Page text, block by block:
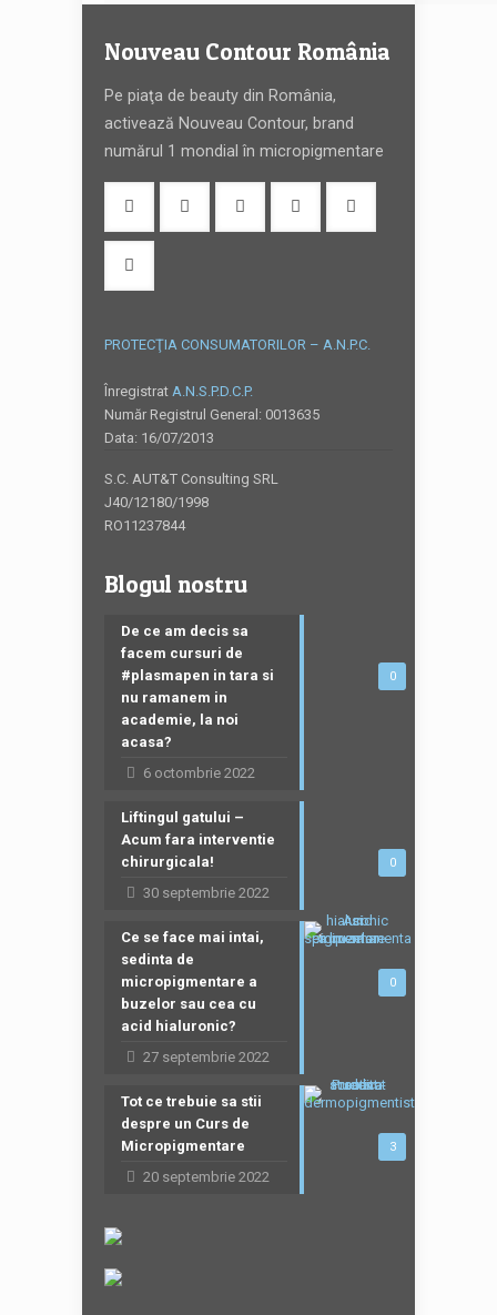
Nouveau Contour România
Pe piaţa de beauty din România,
activează Nouveau Contour, brand
numărul 1 mondial în micropigmentare
PROTECŢIA CONSUMATORILOR – A.N.P.C.
Înregistrat A.N.S.P.D.C.P.
Număr Registrul General: 0013635
Data: 16/07/2013
S.C. AUT&T Consulting SRL
J40/12180/1998
RO11237844
Blogul nostru
0
De ce am decis sa
facem cursuri de
#plasmapen in tara si
nu ramanem in
academie, la noi
acasa?
6 octombrie 2022
0
Liftingul gatului –
Acum fara interventie
chirurgicala!
30 septembrie 2022
0
Ce se face mai intai,
sedinta de
micropigmentare a
buzelor sau cea cu
acid hialuronic?
27 septembrie 2022
3
Tot ce trebuie sa stii
despre un Curs de
Micropigmentare
20 septembrie 2022